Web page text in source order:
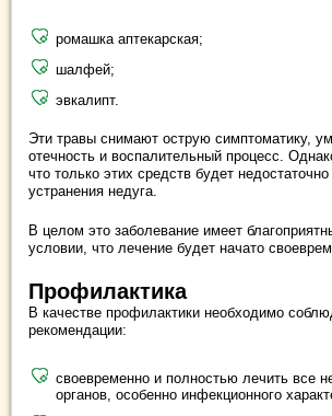
ромашка аптекарская;
шалфей;
эвкалипт.
Эти травы снимают острую симптоматику,
отечность и воспалительный процесс.
что только этих средств будет
устранения недуга.
В целом это заболевание имеет
условии, что лечение будет начато
Профилактика
В качестве профилактики необходимо
рекомендации:
своевременно и полностью лечить все
органов, особенно инфекционного